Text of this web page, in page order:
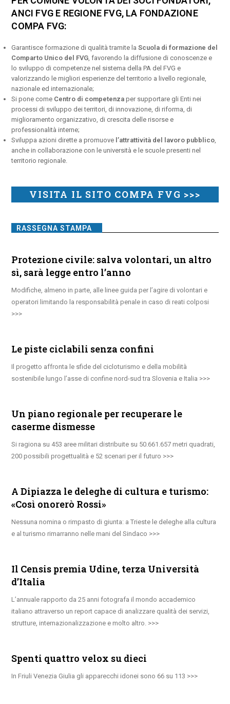
ANCI FVG E REGIONE FVG, LA FONDAZIONE
COMPA FVG:
Garantisce formazione di qualità tramite laScuola di formazione del
Comparto Unico del FVG , favorendo la diffusione di conoscenze e
lo sviluppo di competenze nel sistema della PA del FVG e
valorizzando le migliori esperienze del territorio a livello regionale,
nazionale ed internazionale;
Si pone come Centro di competenza per supportare gli Enti nei
processi di sviluppo dei territori, di innovazione, di riforma, di
miglioramento organizzativo, di crescita delle risorse e
professionalità interne;
Sviluppa azioni dirette a promuove l’attrattività del lavoro pubblico
anche in collaborazione con le università e le scuole presenti nel
territorio regionale.
VISITA IL SITO COMPA FVG >>>
RASSEGNA STAMPA
Protezione civile: salva volontari, un altro
sì, sarà legge entro l’anno
Modifiche, almeno in parte, alle linee guida per l’agire di volontari e
operatori limitando la responsabilità penale in caso di reati colposi
Le piste ciclabili senza confini
Il progetto affronta le sfide del cicloturismo e della mobilità
sostenibile lungo l’asse di confine nord-sud tra Slovenia e Italia
Un piano regionale per recuperare le
caserme dismesse
Si ragiona su 453 aree militari distribuite su 50.661.657 metri quadrati,
200 possibili progettualità e 52 scenari per il futuro
A Dipiazza le deleghe di cultura e turismo:
«Così onorerò Rossi»
Nessuna nomina o rimpasto di giunta: a Trieste le deleghe alla cultura
e al turismo rimarranno nelle mani del Sindaco
Il Censis premia Udine, terza Università
d’Italia
L’annuale rapporto da 25 anni fotografa il mondo accademico
italiano attraverso un report capace di analizzare qualità dei servizi,
strutture, internazionalizzazione e molto altro.
Spenti quattro velox su dieci
In Friuli Venezia Giulia gli apparecchi idonei sono 66 su 113